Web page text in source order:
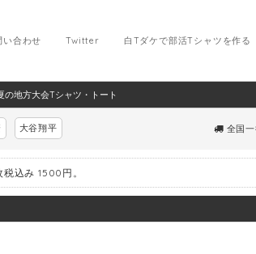
白Tダケで部活Tシャツを作る
Twitter
い合わせ
の地方大会Tシャツ・トート
大谷翔平 全国一
込み 1500円。